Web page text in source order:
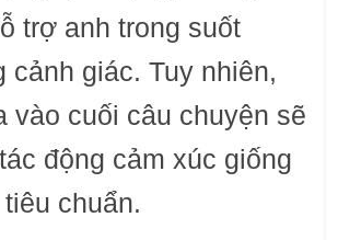
trợ anh trong suốt
cảnh giác. Tuy nhiên,
vào cuối câu chuyện sẽ
động cảm xúc giống
chuẩn.